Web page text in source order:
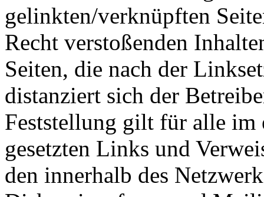
gelinkten/verknüpften
Recht verstoßenden
Seiten, die nach der
distanziert sich der
Feststellung gilt für alle im
gesetzten Links und
den innerhalb des